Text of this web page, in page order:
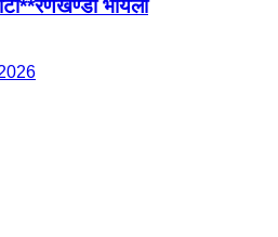
भायला